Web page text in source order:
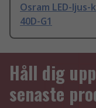
Osram LED-ljus-
40D-G1
Håll dig
senaste